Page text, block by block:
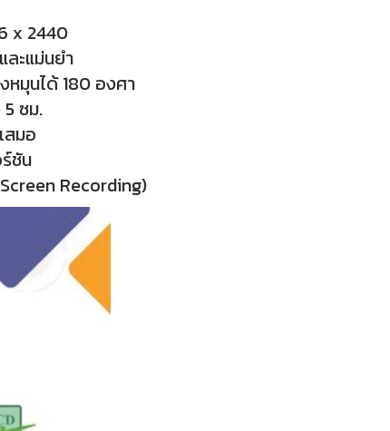
x 2440
ะแม่นยำ
มุนได้ 180 องศา
ซม.
สมอ
ชัน
Recording)